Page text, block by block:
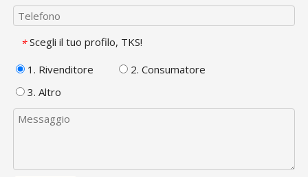
* Scegli il tuo profilo, TKS!
1. Rivenditore
2. Consumatore
3. Altro